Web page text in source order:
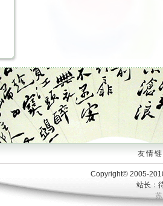
友情
Copyright© 2005-
站长：